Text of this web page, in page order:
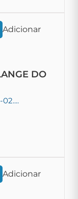
DO
Adicionar
Adicionar